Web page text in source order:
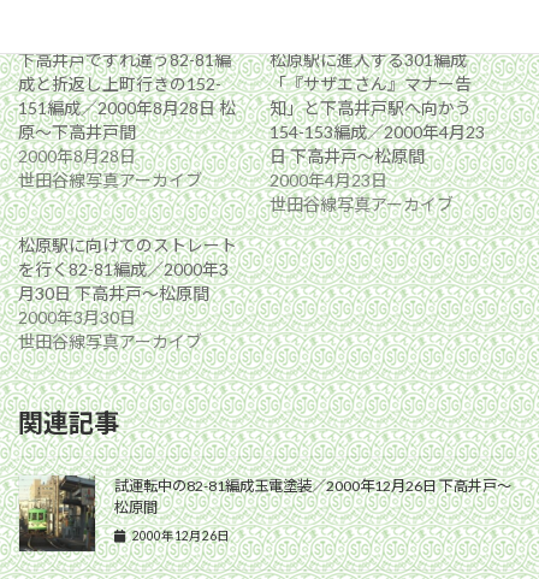
下高井戸ですれ違う82-81編
成と折返し上町行きの152-
151編成／2000年8月28日 松
原〜下高井戸間
2000年8月28日
世田谷線写真アーカイブ
松原駅に進入する301編成
「『サザエさん』マナー告
知」と下高井戸駅へ向かう
154-153編成／2000年4月23
日 下高井戸〜松原間
2000年4月23日
世田谷線写真アーカイブ
松原駅に向けてのストレート
を行く82-81編成／2000年3
月30日 下高井戸〜松原間
2000年3月30日
世田谷線写真アーカイブ
関連記事
試運転中の82-81編成玉電塗装／2000年12月26日 下高井戸〜
松原間
2000年12月26日